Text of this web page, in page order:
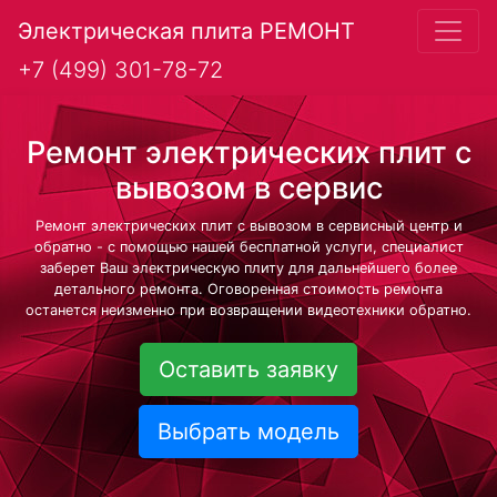
Электрическая плита РЕМОНТ
+7 (499) 301-78-72
Ремонт электрических плит с
вывозом в сервис
Ремонт электрических плит с вывозом в сервисный центр и
обратно - с помощью нашей бесплатной услуги, специалист
заберет Ваш электрическую плиту для дальнейшего более
детального ремонта. Оговоренная стоимость ремонта
останется неизменно при возвращении видеотехники обратно.
Оставить заявку
Выбрать модель